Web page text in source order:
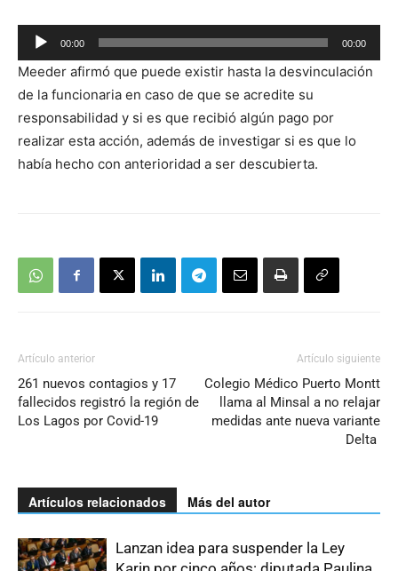
Reproductor
de
audio
00:00 00:00
Meeder afirmó que puede existir hasta la desvinculación
de la funcionaria en caso de que se acredite su
responsabilidad y si es que recibió algún pago por
realizar esta acción, además de investigar si es que lo
había hecho con anterioridad a ser descubierta.
Artículo anterior
261 nuevos contagios y 17
fallecidos registró la región de
Los Lagos por Covid-19
Artículo siguiente
Colegio Médico Puerto Montt
llama al Minsal a no relajar
medidas ante nueva variante
Delta
Artículos relacionados Más del autor
Lanzan idea para suspender la Ley